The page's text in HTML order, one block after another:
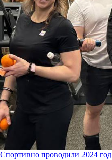
Спортивно проводили 2024 год